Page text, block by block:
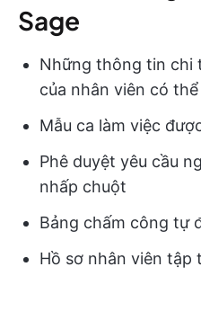
Sage
Những thông tin chi
của nhân viên có
Mẫu ca làm việc
Phê duyệt yêu cầu
nhấp chuột
Bảng chấm công tự
Hồ sơ nhân viên tập